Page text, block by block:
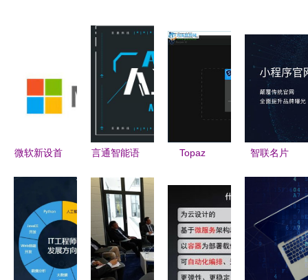
微软新设首
能技术研发
与基础布局
言通智能语
盟 抢占人
工智能基础
软件开发的
先机
Topaz
重塑清晰视
界
智联名片
领产品营销
新变革